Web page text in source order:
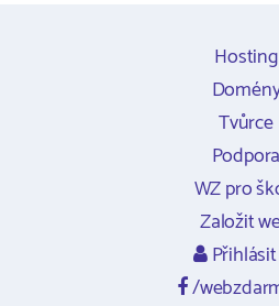
Hosting
Tvůrce
Podpora
WZ pro
Založit
/